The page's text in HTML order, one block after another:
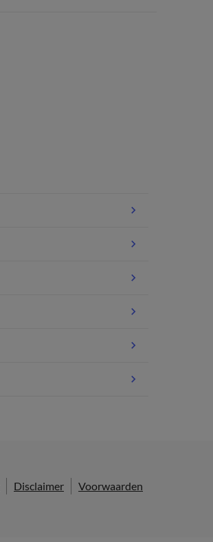
Disclaimer Voorwaarden